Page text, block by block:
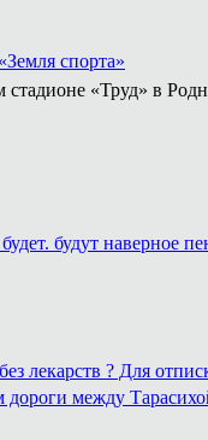
спорта»
«Труд» в
будут наверное
лекарств ? Для
дороги между